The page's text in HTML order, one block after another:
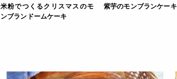
米粉でつくるクリスマスのモ
ンブランドームケーキ
紫芋のモンブランケーキ